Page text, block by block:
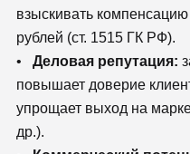
взыскивать
рублей (ст. 1515 ГК РФ).
• Деловая репутация:
повышает доверие
упрощает выход на
др.).